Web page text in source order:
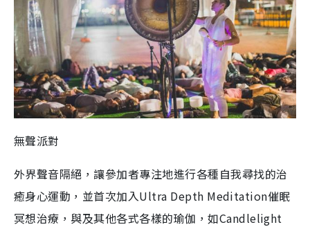
無聲派對
外界聲音隔絕，讓參加者專注地進行各種自我尋找的治
癒身心運動，並首次加入Ultra Depth Meditation催眠
冥想治療，與及其他各式各樣的瑜伽，如Candlelight